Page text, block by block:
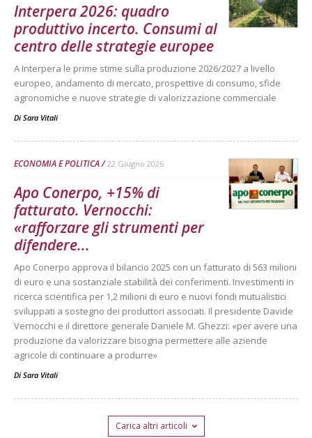
Interpera 2026: quadro
produttivo incerto. Consumi al
centro delle strategie europee
A Interpera le prime stime sulla produzione 2026/2027 a livello
europeo, andamento di mercato, prospettive di consumo, sfide
agronomiche e nuove strategie di valorizzazione commerciale
Di Sara Vitali
ECONOMIA E POLITICA 22 Giugno 2026
Apo Conerpo, +15% di
fatturato. Vernocchi:
«rafforzare gli strumenti per
difendere...
Apo Conerpo approva il bilancio 2025 con un fatturato di 563 milioni
di euro e una sostanziale stabilità dei conferimenti. Investimenti in
ricerca scientifica per 1,2 milioni di euro e nuovi fondi mutualistici
sviluppati a sostegno dei produttori associati. Il presidente Davide
Vernocchi e il direttore generale Daniele M. Ghezzi: «per avere una
produzione da valorizzare bisogna permettere alle aziende
agricole di continuare a produrre»
Di Sara Vitali
Carica altri articoli